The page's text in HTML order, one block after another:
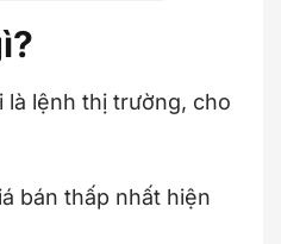
là lệnh thị trường, cho
bán thấp nhất hiện